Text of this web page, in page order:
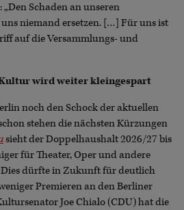
Schaden an unseren
niemand ersetzen. […] Für uns ist
auf die Versammlungs- und
wird weiter kleingespart
noch den Schock der aktuellen
stehen die nächsten Kürzungen
sieht der Doppelhaushalt 2026/27 bis
für Theater, Oper und andere
dürfte in Zukunft für deutlich
Premieren an den Berliner
Joe Chialo (CDU) hat die